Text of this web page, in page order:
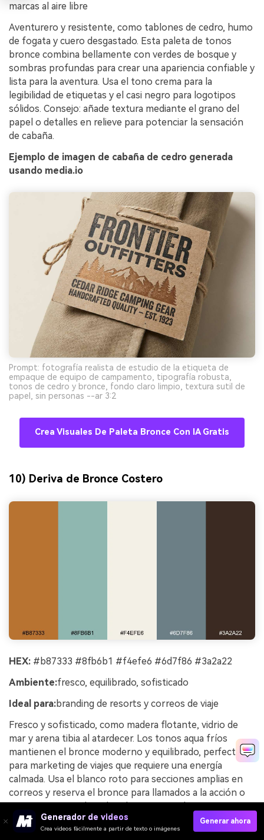
marcas al aire libre
Aventurero y resistente, como tablones de cedro, humo
de fogata y cuero desgastado. Esta paleta de tonos
bronce combina bellamente con verdes de bosque y
sombras profundas para crear una apariencia confiable y
lista para la aventura. Usa el tono crema para la
legibilidad de etiquetas y el casi negro para logotipos
sólidos. Consejo: añade textura mediante el grano del
papel o detalles en relieve para potenciar la sensación
de cabaña.
Ejemplo de imagen de cabaña de cedro generada
usando media.io
Prompt: fotografía realista de estudio de la etiqueta de
empaque de equipo de campamento, tipografía robusta,
tonos de cedro y bronce, fondo claro limpio, textura sutil de
papel, sin personas --ar 3:2
Crea Visuales De Paleta Bronce Con IA Gratis
10) Deriva de Bronce Costero
HEX: #b87333 #8fb6b1 #f4efe6 #6d7f86 #3a2a22
Ambiente:fresco, equilibrado, sofisticado
Ideal para:branding de resorts y correos de viaje
Fresco y sofisticado, como madera flotante, vidrio de
mar y arena tibia al atardecer. Los tonos aqua fríos
mantienen el bronce moderno y equilibrado, perfecto
para marketing de viajes que requiere una energía
calmada. Usa el blanco roto para secciones amplias en
correos y reserva el bronce para llamados a la acción o
iconos. Consejo: deja el azul pizarra para botones
secundarios y así la acción principal siempre será clara.
Generador de videos
Crea videos fácilmente a partir de texto o imágenes
Generar ahora